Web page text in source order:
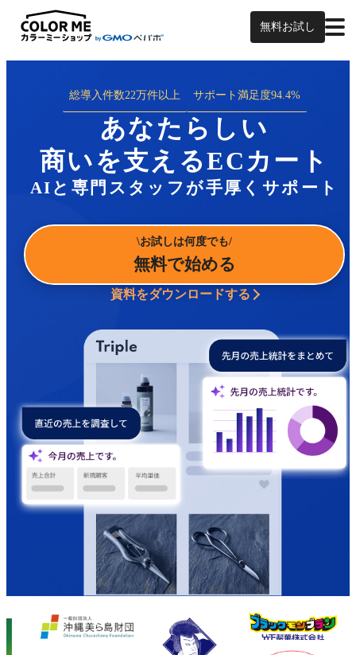
無料お試し
総導入件数22万件以上 サポート満足度94.4%
あなたらしい
商いを支えるECカート
AIと専門スタッフが手厚くサポート
お試しは何度でも
無料で始める
資料をダウンロードする